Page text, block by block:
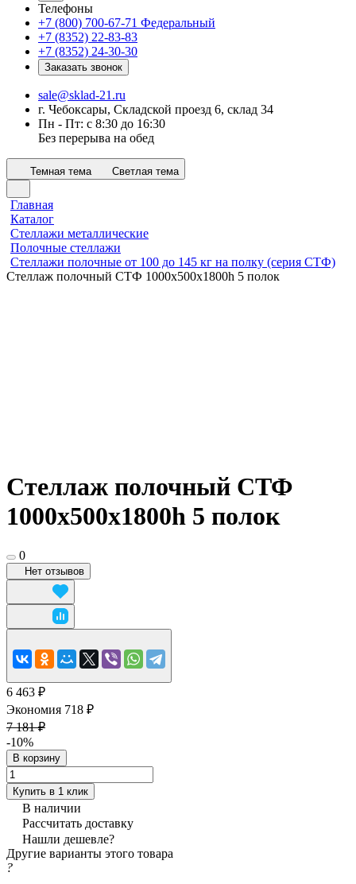
Телефоны
+7 (800) 700-67-71 Федеральный
+7 (8352) 22-83-83
+7 (8352) 24-30-30
Заказать звонок
sale@sklad-21.ru
г. Чебоксары, Складской проезд 6, склад 34
Пн - Пт: с 8:30 до 16:30
Без перерыва на обед
Темная тема Светлая тема
Главная
Каталог
Стеллажи металлические
Полочные стеллажи
Стеллажи полочные от 100 до 145 кг на полку (серия СТФ)
Стеллаж полочный СТФ 1000х500x1800h 5 полок
Стеллаж полочный СТФ
1000х500x1800h 5 полок
0
Нет отзывов
6 463 ₽
Экономия 718 ₽
7 181 ₽
-10%
В корзину
Купить в 1 клик
В наличии
Рассчитать доставку
Нашли дешевле?
Другие варианты этого товара
?